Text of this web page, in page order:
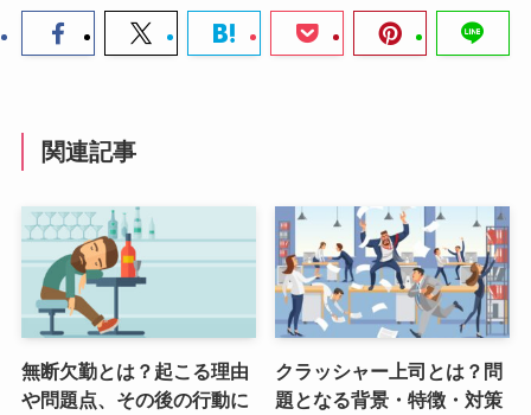
関連記事
無断欠勤とは？起こる理由
や問題点、その後の行動に
クラッシャー上司とは？問
題となる背景・特徴・対策